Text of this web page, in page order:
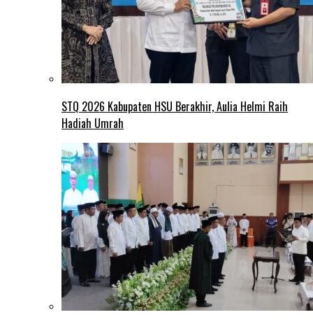
STQ 2026 Kabupaten HSU Berakhir, Aulia Helmi Raih
Hadiah Umrah